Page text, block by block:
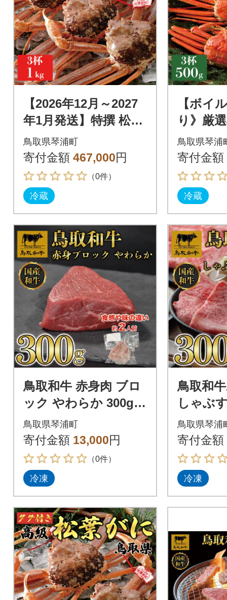
【2026年12月～2027
年1月発送】特撰 松葉
がに(生)【タグ付き】
1kg3杯 N54_I
鳥取県琴浦町
寄付金額 467,000円
（0件）
冷蔵
【ボイ
り》厳
g以上×3
月発送
鳥取県琴浦
寄付金額
冷蔵
鳥取和牛 赤身肉 ブロ
ック やわらか 300g K
T010-023
鳥取県琴浦町
寄付金額 13,000円
（0件）
冷凍
鳥取和
しゃぶ
1508
鳥取県琴浦
寄付金額
冷凍